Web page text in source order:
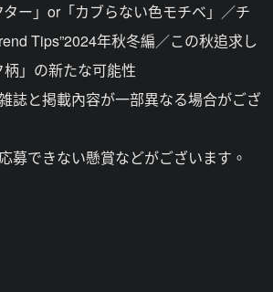
ター」or「カブらない色モチベ」／チ
Tips”2024年秋冬編／この秋追求し
」の新たな可能性
誌と掲載內容が一部異なる場合がござ
募できない懸賞などがございます。